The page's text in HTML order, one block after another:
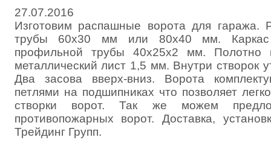
27.07.2016
Изготовим распашные ворота для гаража.
трубы 60х30 мм или 80х40 мм. Каркас
профильной трубы 40х25х2 мм. Полотно
металлический лист 1,5 мм. Внутри створок
Два засова вверх-вниз. Ворота
петлями на подшипниках что позволяет
створки ворот. Так же можем
противопожарных ворот. Доставка,
Трейдинг Групп.